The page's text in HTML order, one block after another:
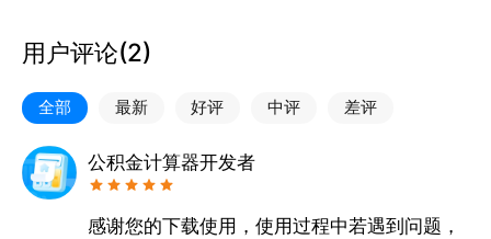
和贷款利率，计算结果一目了然； 等额本息和等额本
金两种计算方式，得出每月还款本金、还款额、还款利
息和剩余本金等，一切智能化，小白也会算。 支持1-
30年贷款。根据贷款金额，房屋面积和单价，房屋总
价等方式比较更优方案。公积金提取、手机住房公积
金、公积金贷款计算器
用户评论(2)
全部 最新 好评 中评 差评
公积金计算器开发者
感谢您的下载使用，使用过程中若遇到问题，